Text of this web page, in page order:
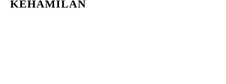
KEHAMILAN